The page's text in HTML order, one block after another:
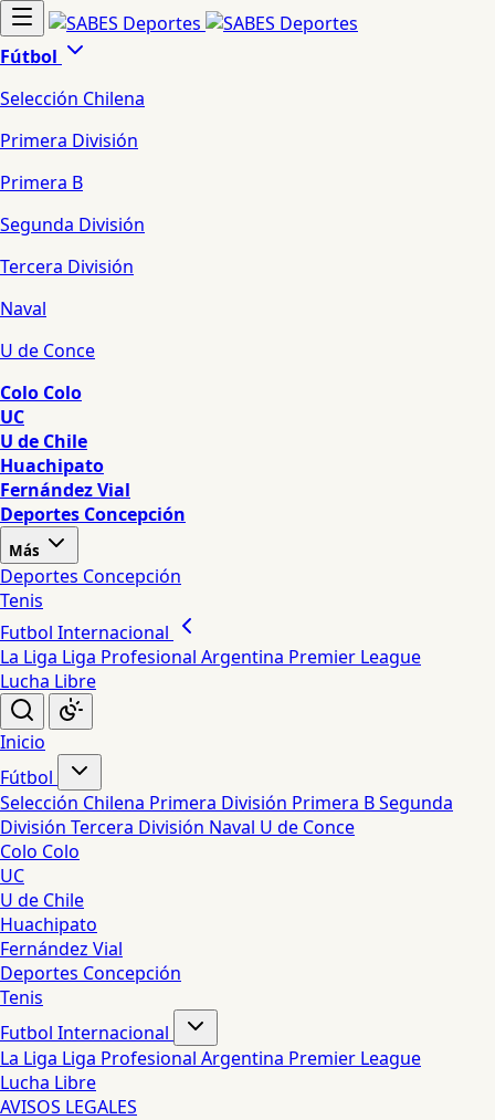
Fútbol
Selección Chilena
Primera División
Primera B
Segunda División
Tercera División
Naval
U de Conce
Colo Colo
UC
U de Chile
Huachipato
Fernández Vial
Deportes Concepción
Más
Deportes Concepción
Tenis
Futbol Internacional
La Liga Liga Profesional Argentina Premier League
Lucha Libre
Inicio
Fútbol
Selección Chilena Primera División Primera BSegunda
División Tercera División Naval U de Conce
Colo Colo
UC
U de Chile
Huachipato
Fernández Vial
Deportes Concepción
Tenis
Futbol Internacional
La Liga Liga Profesional Argentina Premier League
Lucha Libre
AVISOS LEGALES